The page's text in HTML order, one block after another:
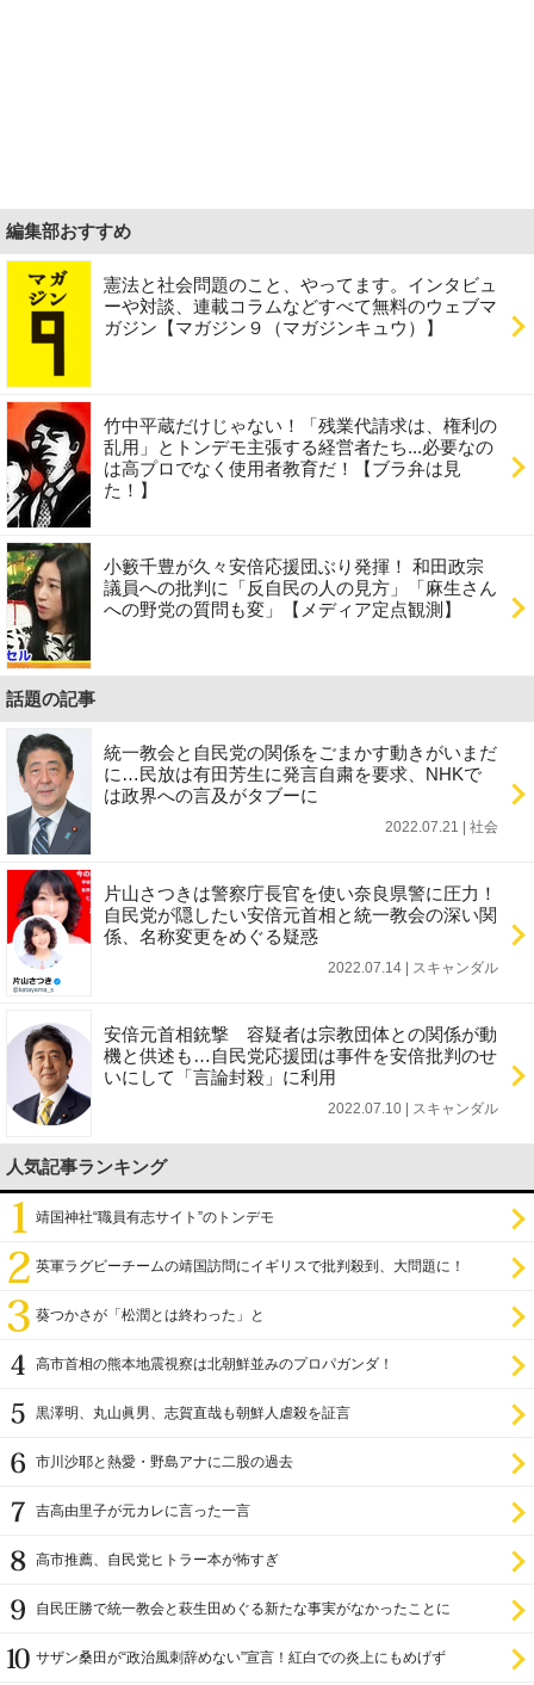
編集部おすすめ
憲法と社会問題のこと、やってます。インタビュ
ーや対談、連載コラムなどすべて無料のウェブマ
ガジン【マガジン９（マガジンキュウ）】
竹中平蔵だけじゃない！「残業代請求は、権利の
乱用」とトンデモ主張する経営者たち...必要なの
は高プロでなく使用者教育だ！【ブラ弁は見
た！】
小籔千豊が久々安倍応援団ぶり発揮！ 和田政宗
議員への批判に「反自民の人の見方」「麻生さん
への野党の質問も変」【メディア定点観測】
話題の記事
統一教会と自民党の関係をごまかす動きがいまだ
に…民放は有田芳生に発言自粛を要求、NHKで
は政界への言及がタブーに
2022.07.21 | 社会
片山さつきは警察庁長官を使い奈良県警に圧力！
自民党が隠したい安倍元首相と統一教会の深い関
係、名称変更をめぐる疑惑
2022.07.14 | スキャンダル
安倍元首相銃撃 容疑者は宗教団体との関係が動
機と供述も…自民党応援団は事件を安倍批判のせ
いにして「言論封殺」に利用
2022.07.10 | スキャンダル
人気記事ランキング
靖国神社“職員有志サイト”のトンデモ
英軍ラグビーチームの靖国訪問にイギリスで批判殺到、大問題に！
葵つかさが「松潤とは終わった」と
高市首相の熊本地震視察は北朝鮮並みのプロパガンダ！
黒澤明、丸山眞男、志賀直哉も朝鮮人虐殺を証言
市川沙耶と熱愛・野島アナに二股の過去
吉高由里子が元カレに言った一言
高市推薦、自民党ヒトラー本が怖すぎ
自民圧勝で統一教会と萩生田めぐる新たな事実がなかったことに
サザン桑田が“政治風刺辞めない”宣言！紅白での炎上にもめげず